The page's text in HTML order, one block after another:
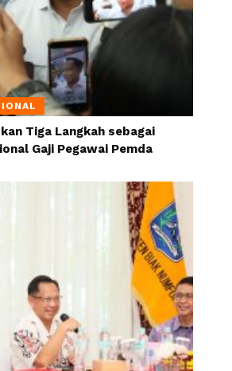
Tiga Langkah sebagai
Gaji Pegawai Pemda